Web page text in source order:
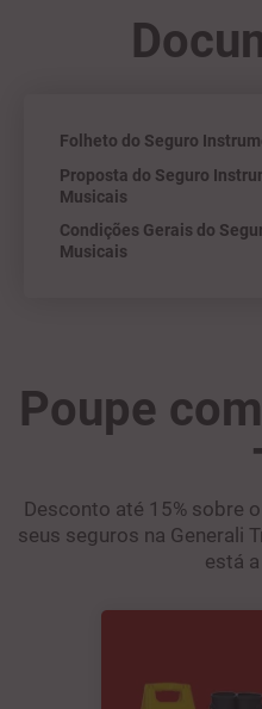
Folheto do Seguro
Proposta do Seguro
Musicais
Condições Gerais do
Musicais
Poupe
Desconto até 15% sobre
seus seguros na Generali
está